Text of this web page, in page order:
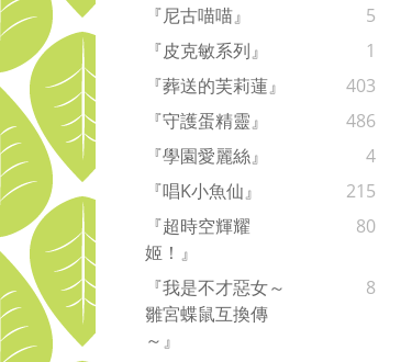
『尼古喵喵』
5
『皮克敏系列』
1
『葬送的芙莉蓮』
403
『守護蛋精靈』
486
『學園愛麗絲』
4
『唱K小魚仙』
215
『超時空輝耀
姬！』
80
『我是不才惡女～
雛宮蝶鼠互換傳
～』
8